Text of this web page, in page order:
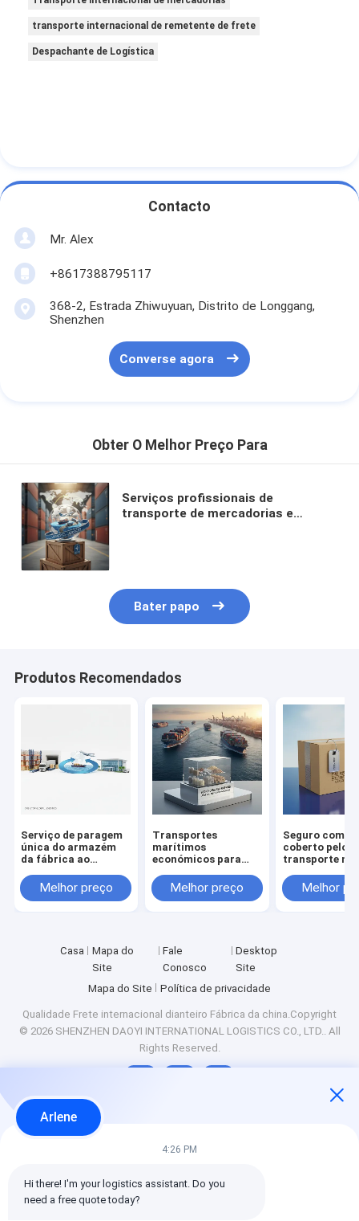
transporte internacional de remetente de frete
Despachante de Logística
Contacto
Mr. Alex
+8617388795117
368-2, Estrada Zhiwuyuan, Distrito de Longgang,
Shenzhen
Converse agora
Obter O Melhor Preço Para
Serviços profissionais de
transporte de mercadorias e
Bater papo
Produtos Recomendados
Serviço de paragem
única do armazém
da fábrica ao
Melhor preço
Transportes
marítimos
económicos para
mercadorias para
exportação
Melhor preço
Seguro
coberto pelo
transporte
segurança da
Melhor
Casa
Mapa do
Site
Fale
Conosco
Desktop
Site
Mapa do Site
Política de privacidade
Qualidade Frete internacional dianteiro Fábrica da china.Copyright
© 2026 SHENZHEN DAOYI INTERNATIONAL LOGISTICS CO., LTD.. All
Rights Reserved.
Arlene
4:26 PM
Hi there! I'm your logistics assistant. Do you
need a free quote today?